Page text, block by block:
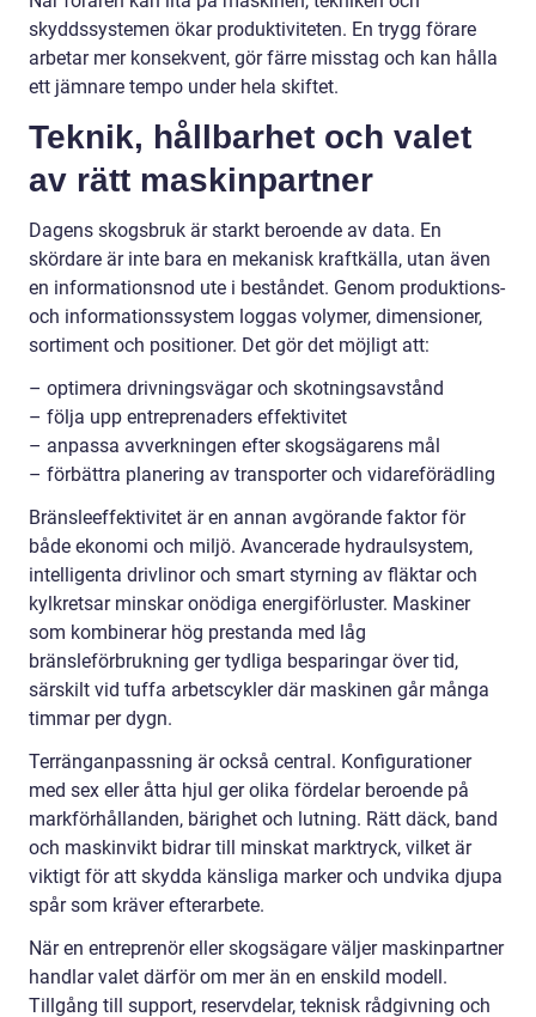
skyddssystemen ökar produktiviteten. En trygg förare
arbetar mer konsekvent, gör färre misstag och kan hålla
ett jämnare tempo under hela skiftet.
Teknik, hållbarhet och valet
av rätt maskinpartner
Dagens skogsbruk är starkt beroende av data. En
skördare är inte bara en mekanisk kraftkälla, utan även
en informationsnod ute i beståndet. Genom produktions-
och informationssystem loggas volymer, dimensioner,
sortiment och positioner. Det gör det möjligt att:
– optimera drivningsvägar och skotningsavstånd
– följa upp entreprenaders effektivitet
– anpassa avverkningen efter skogsägarens mål
– förbättra planering av transporter och vidareförädling
Bränsleeffektivitet är en annan avgörande faktor för
både ekonomi och miljö. Avancerade hydraulsystem,
intelligenta drivlinor och smart styrning av fläktar och
kylkretsar minskar onödiga energiförluster. Maskiner
som kombinerar hög prestanda med låg
bränsleförbrukning ger tydliga besparingar över tid,
särskilt vid tuffa arbetscykler där maskinen går många
timmar per dygn.
Terränganpassning är också central. Konfigurationer
med sex eller åtta hjul ger olika fördelar beroende på
markförhållanden, bärighet och lutning. Rätt däck, band
och maskinvikt bidrar till minskat marktryck, vilket är
viktigt för att skydda känsliga marker och undvika djupa
spår som kräver efterarbete.
När en entreprenör eller skogsägare väljer maskinpartner
handlar valet därför om mer än en enskild modell.
Tillgång till support, reservdelar, teknisk rådgivning och